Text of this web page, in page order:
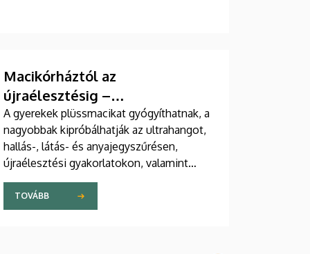
Macikórháztól az
újraélesztésig –
egészségprogramok a
Campuson
A gyerekek plüssmacikat gyógyíthatnak, a
nagyobbak kipróbálhatják az ultrahangot,
hallás-, látás- és anyajegyszűrésen,
újraélesztési gyakorlatokon, valamint
zeneterápiás és a mentális egészséget
támogató prevenciós foglalkozásokon is
részt vehetnek a július 22-én kezdődő
TOVÁBB